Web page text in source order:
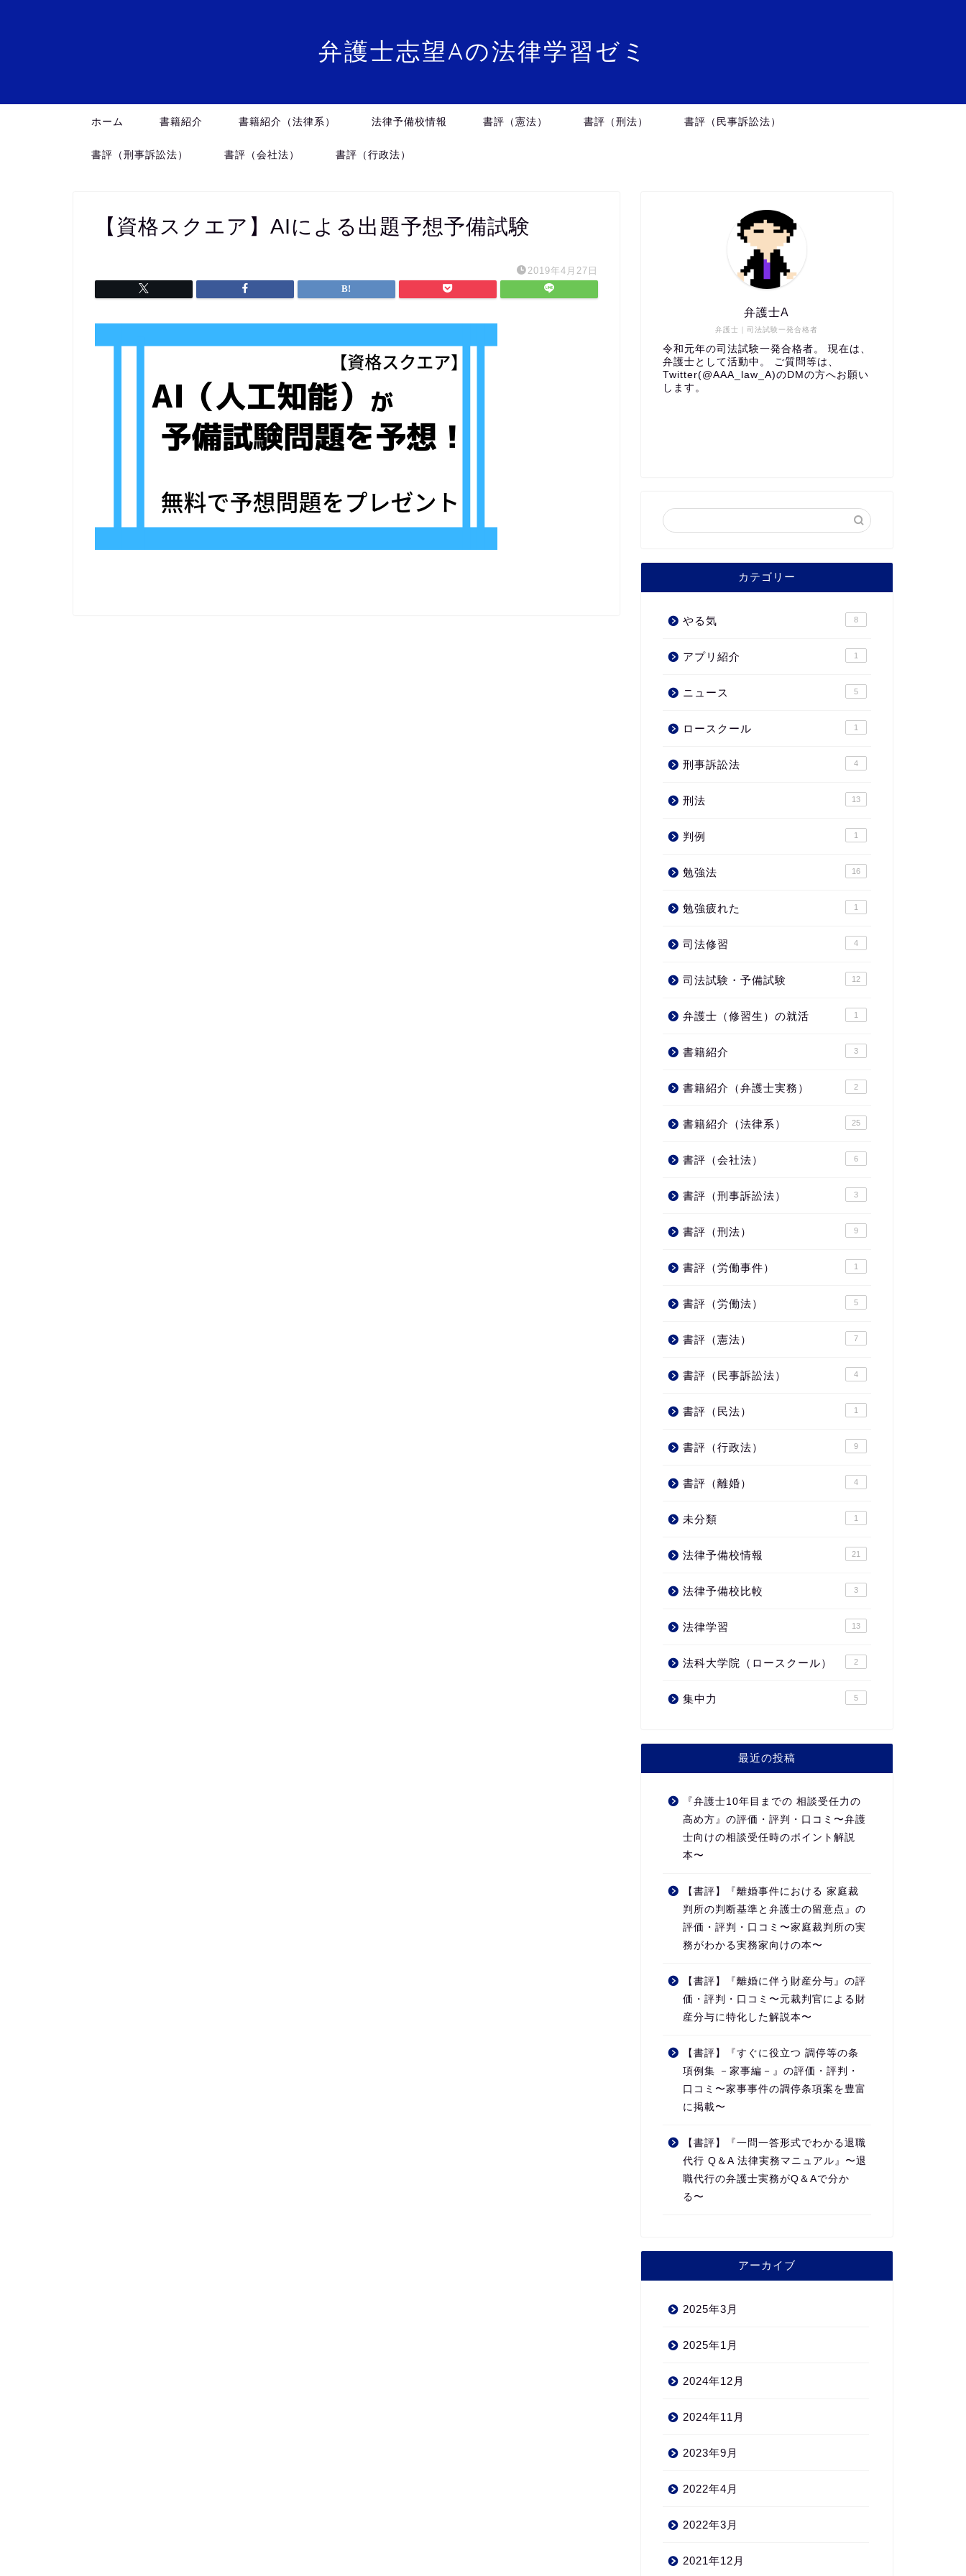
弁護士志望Aの法律学習ゼミ
ホーム 書籍紹介 書籍紹介（法律系） 法律予備校情報 書評（憲法） 書評（刑法） 書評（民事訴訟法）
書評（刑事訴訟法） 書評（会社法） 書評（行政法）
【資格スクエア】AIによる出題予想予備試験
2019年4月27日
弁護士｜司法試験一発合格者
弁護士A
令和元年の司法試験一発合格者。 現在は、
弁護士として活動中。 ご質問等は、
Twitter(@AAA_law_A)のDMの方へお願い
します。
カテゴリー
やる気 8
アプリ紹介 1
ニュース 5
ロースクール 1
刑事訴訟法 4
刑法 13
判例 1
勉強法 16
勉強疲れた 1
司法修習 4
司法試験・予備試験 12
弁護士（修習生）の就活 1
書籍紹介 3
書籍紹介（弁護士実務） 2
書籍紹介（法律系） 25
書評（会社法） 6
書評（刑事訴訟法） 3
書評（刑法） 9
書評（労働事件） 1
書評（労働法） 5
書評（憲法） 7
書評（民事訴訟法） 4
書評（民法） 1
書評（行政法） 9
書評（離婚） 4
未分類 1
法律予備校情報 21
法律予備校比較 3
法律学習 13
法科大学院（ロースクール） 2
集中力 5
最近の投稿
『弁護士10年目までの 相談受任力の
高め方』の評価・評判・口コミ〜弁護
士向けの相談受任時のポイント解説
本〜
【書評】『離婚事件における 家庭裁
判所の判断基準と弁護士の留意点』の
評価・評判・口コミ〜家庭裁判所の実
務がわかる実務家向けの本〜
【書評】『離婚に伴う財産分与』の評
価・評判・口コミ〜元裁判官による財
産分与に特化した解説本〜
【書評】『すぐに役立つ 調停等の条
項例集 －家事編－』の評価・評判・
口コミ〜家事事件の調停条項案を豊富
に掲載〜
【書評】『一問一答形式でわかる退職
代行 Q＆A 法律実務マニュアル』〜退
職代行の弁護士実務がQ＆Aで分か
る〜
アーカイブ
2025年3月
2025年1月
2024年12月
2024年11月
2023年9月
2022年4月
2022年3月
2021年12月